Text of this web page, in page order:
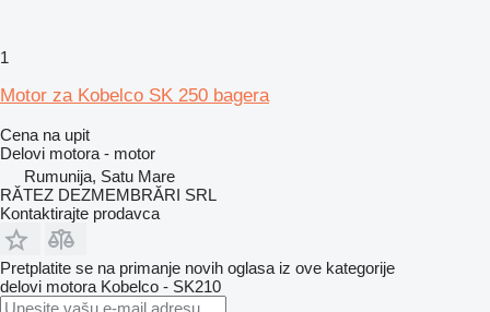
1
Motor za Kobelco SK 250 bagera
Cena na upit
Delovi motora - motor
Rumunija, Satu Mare
RĂTEZ DEZMEMBRĂRI SRL
Kontaktirajte prodavca
Pretplatite se na primanje novih oglasa iz ove kategorije
delovi motora Kobelco - SK210